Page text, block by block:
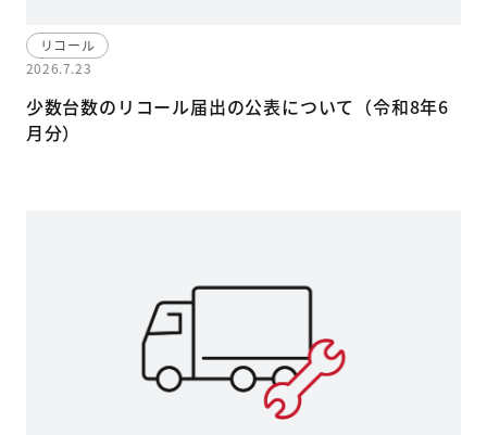
リコール
2026.7.23
少数台数のリコール届出の公表について（令和8年6
月分）